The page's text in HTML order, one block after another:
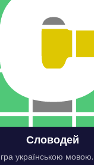
Словодей
українською